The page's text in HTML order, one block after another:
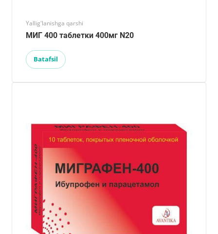
Yallig'lanishga qarshi
МИГ 400 таблетки 400мг N20
Batafsil